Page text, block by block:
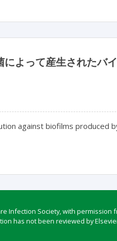
よって産生されたバ
against biofilms produced
Infection Society, with permission
has not been reviewed by